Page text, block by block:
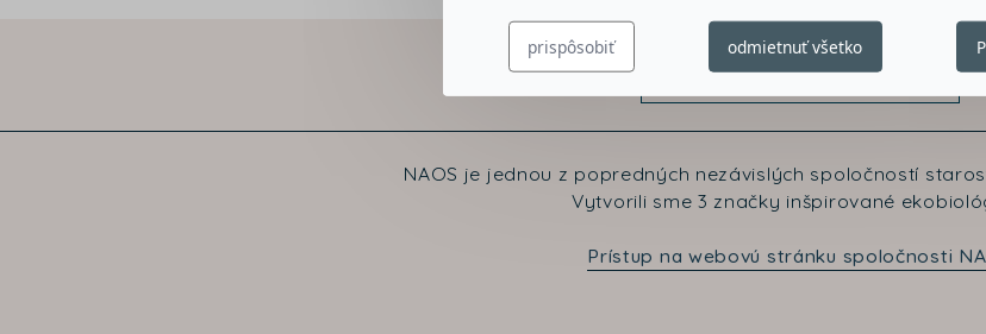
Kontaktujte nás
NAOS je jednou z popredných nezávislých spoločností
Vytvorili sme 3 značky inšpirované
Prístup na webovú stránku spoločnosti
prispôsobiť odmietnuť všetko